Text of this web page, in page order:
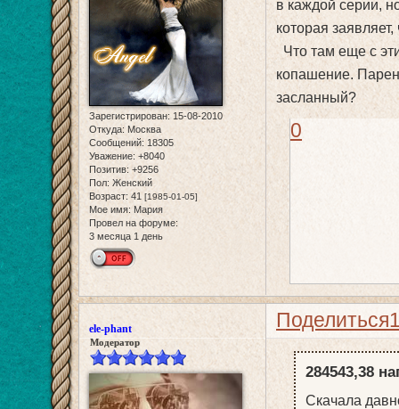
Зарегистрирован: 15-08-2010
Откуда: Москва
Сообщений: 18305
Уважение: +8040
Позитив: +9256
Пол: Женский
Возраст: 41 [1985-01-05]
Мое имя: Мария
Провел на форуме:
3 месяца 1 день
в каждой серии,
которая
Что там еще с
копашение.
засланный?
0
Поделиться
ele-phant
Модератор
284543,38
Скачала